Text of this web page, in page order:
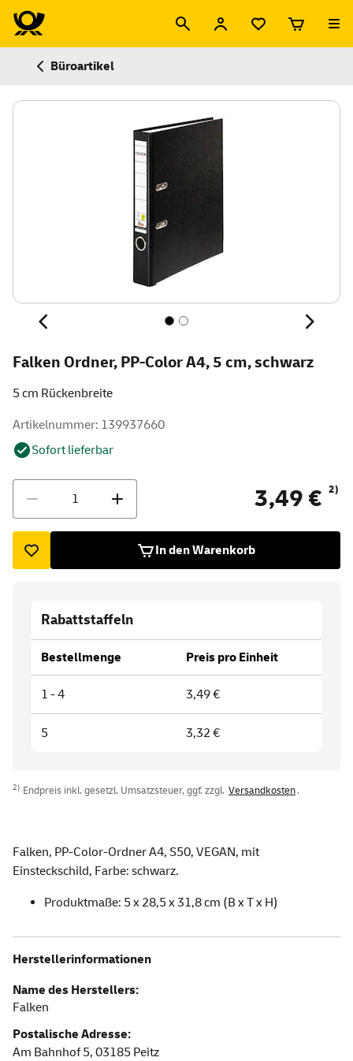
Büroartikel
Falken Ordner, PP-Color A4, 5 cm, schwarz
5 cm Rückenbreite
Artikelnummer: 139937660
Sofort lieferbar
3,49 € 2)
In den Warenkorb
Rabattstaffeln
Bestellmenge Preis pro Einheit
1 - 4 3,49 €
5 3,32 €
2) Endpreis inkl. gesetzl. Umsatzsteuer, ggf. zzgl. Versandkosten.
Falken, PP-Color-Ordner A4, S50, VEGAN, mit
Einsteckschild, Farbe: schwarz.
Produktmaße: 5 x 28,5 x 31,8 cm (B x T x H)
Herstellerinformationen
Name des Herstellers:
Falken
Postalische Adresse:
Am Bahnhof 5, 03185 Peitz